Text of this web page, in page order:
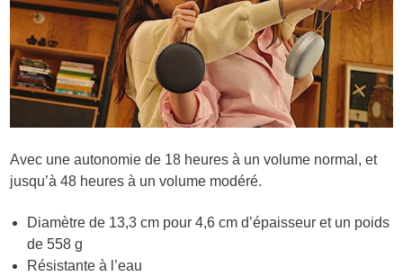
Avec une autonomie de 18 heures à un volume normal, et
jusqu’à 48 heures à un volume modéré.
Diamètre de 13,3 cm pour 4,6 cm d’épaisseur et un poids
de 558 g
Résistante à l’eau